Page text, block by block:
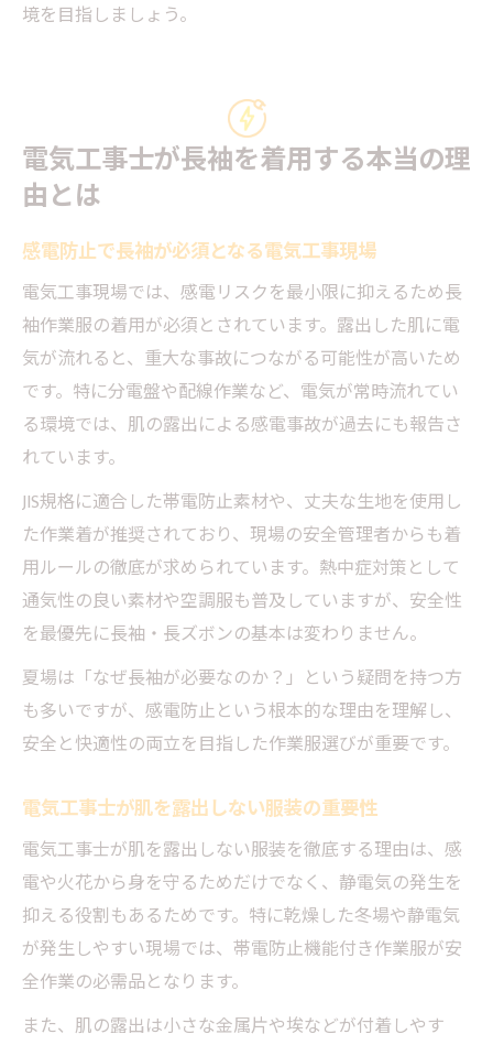
境を目指しましょう。
電気工事士が長袖を着用する本当の理
由とは
感電防止で長袖が必須となる電気工事現場
電気工事現場では、感電リスクを最小限に抑えるため長
袖作業服の着用が必須とされています。露出した肌に電
気が流れると、重大な事故につながる可能性が高いため
です。特に分電盤や配線作業など、電気が常時流れてい
る環境では、肌の露出による感電事故が過去にも報告さ
れています。
JIS規格に適合した帯電防止素材や、丈夫な生地を使用し
た作業着が推奨されており、現場の安全管理者からも着
用ルールの徹底が求められています。熱中症対策として
通気性の良い素材や空調服も普及していますが、安全性
を最優先に長袖・長ズボンの基本は変わりません。
夏場は「なぜ長袖が必要なのか？」という疑問を持つ方
も多いですが、感電防止という根本的な理由を理解し、
安全と快適性の両立を目指した作業服選びが重要です。
電気工事士が肌を露出しない服装の重要性
電気工事士が肌を露出しない服装を徹底する理由は、感
電や火花から身を守るためだけでなく、静電気の発生を
抑える役割もあるためです。特に乾燥した冬場や静電気
が発生しやすい現場では、帯電防止機能付き作業服が安
全作業の必需品となります。
また、肌の露出は小さな金属片や埃などが付着しやす